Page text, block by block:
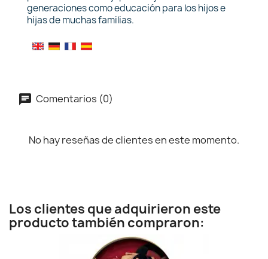
generaciones como educación para los hijos e
hijas de muchas familias.
Comentarios (0)
No hay reseñas de clientes en este momento.
Los clientes que adquirieron este
producto también compraron: